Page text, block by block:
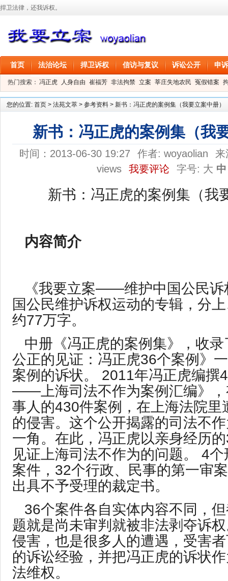
捍卫法律，还我诉权。
首页 法治论坛 捍卫诉权 信访与复议 诉讼公开 申
热门搜索： 冯正虎 人身自由 崔福芳 非法拘禁 立案 莘庄失地农民 冤假错案
叶剑 刑事拘留 信息公开 叶桂香
您的位置: 首页 > 法苑文萃 > 参考资料 > 新书：冯正虎的案例集（我要立案中册）
新书：冯正虎的案例集（我
时间：2013-06-30 19:27 作者: woyaolian
views
我要评论 字号: 大 中
新书：冯正虎的案例集（我
内容简介
《我要立案——维护中国公民诉
国公民维护诉权运动的专辑，分
约77万字。
中册《冯正虎的案例集》，收
公正的见证：冯正虎36个案例》
案例的诉状。 2011年冯正虎编撰
——上海司法不作为案例汇编》，
事人的430件案例，在上海法院里
的侵害。这个公开揭露的司法不
一角。在此，冯正虎以亲身经历
见证上海司法不作为的问题。 4
案件，32个行政、民事的第一审
出具不予受理的裁定书。
36个案件各自实体内容不同，
题就是尚未审判就被非法剥夺诉
侵害，也是很多人的遭遇，受害
的诉讼经验，并把冯正虎的诉状
法维权。